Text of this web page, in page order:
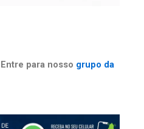
para nosso grupo da